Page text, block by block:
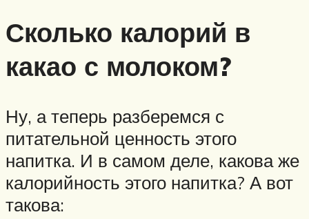
Сколько калорий в
какао с молоком?
Ну, а теперь разберемся с
питательной ценность этого
напитка. И в самом деле, какова же
калорийность этого напитка? А вот
такова: